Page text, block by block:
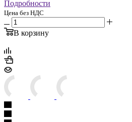
Подробности
Цена без НДС
В корзину